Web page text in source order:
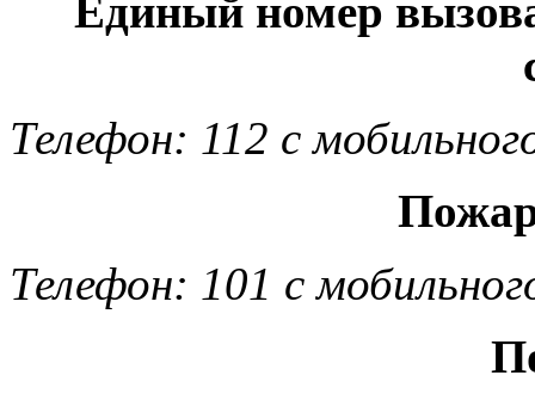
Единый номер
Телефон: 112 с
Телефон: 101 с